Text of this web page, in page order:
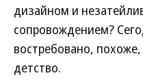
дизайном и
сопровождением?
востребовано,
детство.